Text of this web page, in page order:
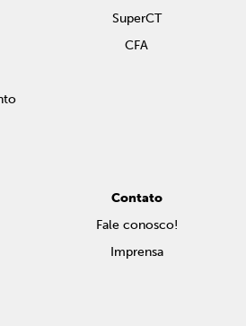
SuperCT
CFA
Contato
Fale conosco!
Imprensa